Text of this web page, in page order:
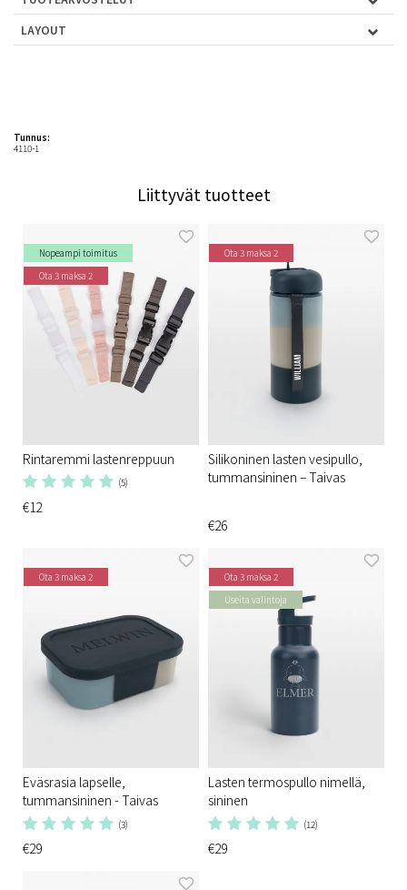
LAYOUT
Tunnus:
4110-1
Liittyvät tuotteet
Nopeampi toimitus
Ota 3 maksa 2
Rintaremmi lastenreppuun
(5)
€12
Ota 3 maksa 2
Silikoninen lasten vesipullo,
tummansininen – Taivas
€26
Ota 3 maksa 2
Eväsrasia lapselle,
tummansininen - Taivas
(3)
€29
Ota 3 maksa 2
Useita valintoja
Lasten termospullo nimellä,
sininen
(12)
€29